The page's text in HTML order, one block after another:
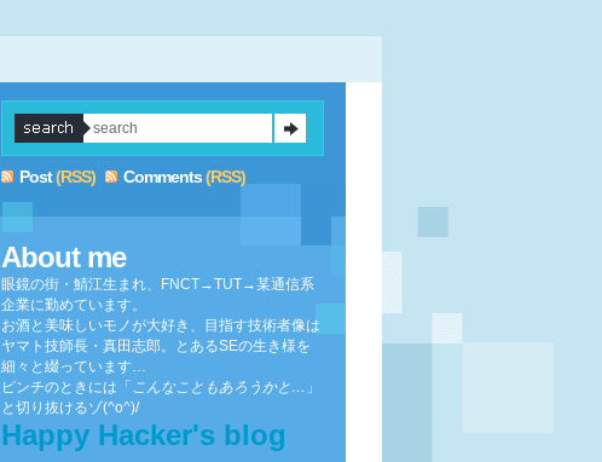
Post(RSS) Comments(RSS)
About me
眼鏡の街・鯖江生まれ、FNCT→TUT→某通信系
企業に勤めています。
お酒と美味しいモノが大好き、目指す技術者像は
ヤマト技師長・真田志郎。とあるSEの生き様を
細々と綴っています…
ピンチのときには「 こんなこともあろうかと… 」
と切り抜けるゾ(^o^)/
Happy Hacker's blog